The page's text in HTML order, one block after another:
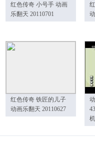
红色传奇 小号手 动画
乐翻天 20110701
红色传奇 铁匠的儿子
动画乐翻天 20110627